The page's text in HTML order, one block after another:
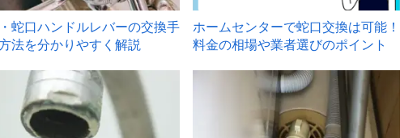
蛇口ハンドルレバーの交換手
法を分かりやすく解説
ホームセンターで蛇口交換は可能！
料金の相場や業者選びのポイント